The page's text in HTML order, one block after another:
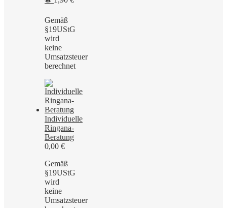
Gemäß
§19UStG
wird
keine
Umsatzsteuer
berechnet
Individuelle
Ringana-
Beratung
0,00 €
Gemäß
§19UStG
wird
keine
Umsatzsteuer